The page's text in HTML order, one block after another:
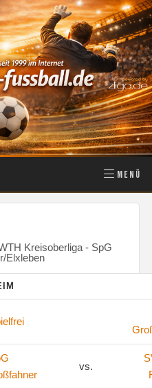
MENÜ
Kreisoberliga - SpG
Elxleben
vs.